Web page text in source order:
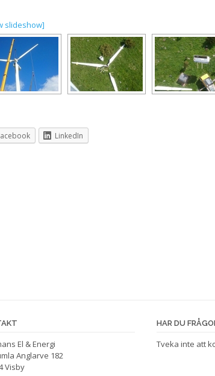
slideshow]
LinkedIn
El & Energi
Anglarve 182
Visby
HAR DU
Tveka inte att